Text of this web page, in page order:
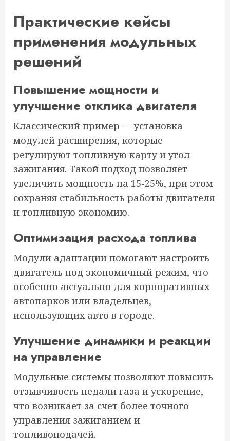
Практические кейсы
применения модульных
решений
Повышение мощности и
улучшение отклика двигателя
Классический пример — установка
модулей расширения, которые
регулируют топливную карту и угол
зажигания. Такой подход позволяет
увеличить мощность на 15-25%, при этом
сохраняя стабильность работы двигателя
и топливную экономию.
Оптимизация расхода топлива
Модули адаптации помогают настроить
двигатель под экономичный режим, что
особенно актуально для корпоративных
автопарков или владельцев,
использующих авто в городе.
Улучшение динамики и реакции
на управление
Модульные системы позволяют повысить
отзывчивость педали газа и ускорение,
что возникает за счет более точного
управления зажиганием и
топливоподачей.